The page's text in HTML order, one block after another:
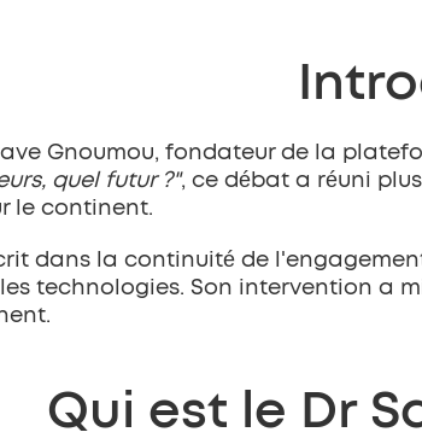
Gnoumou, fondateur de la
quel futur ?", ce débat a réuni
le continent.
dans la continuité de
technologies. Son intervention a
Qui est le Dr